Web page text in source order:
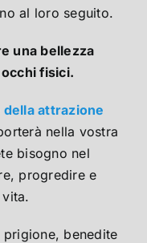
al loro seguito.
una bellezza
fisici.
attrazione
nella vostra
bisogno nel
progredire e
prigione, benedite